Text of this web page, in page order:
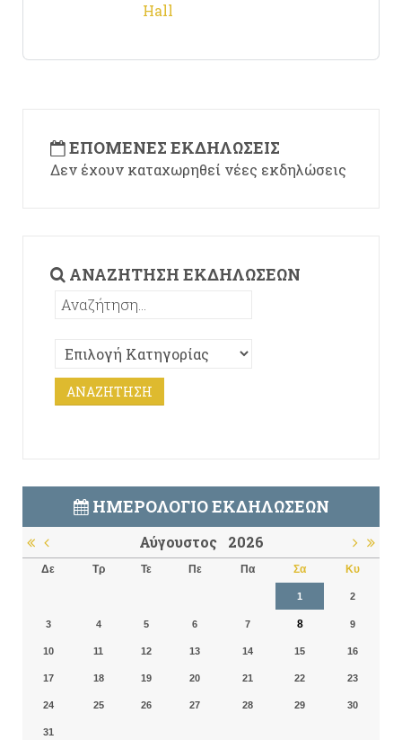
Hall
ΕΠΌΜΕΝΕΣ ΕΚΔΗΛΏΣΕΙΣ
Δεν έχουν καταχωρηθεί νέες εκδηλώσεις
ΑΝΑΖΉΤΗΣΗ ΕΚΔΗΛΏΣΕΩΝ
ΗΜΕΡΟΛΌΓΙΟ ΕΚΔΗΛΏΣΕΩΝ
Αύγουστος 2026
Δε Τρ Τε Πε Πα Σα Κυ
1 2
3 4 5 6 7 8 9
10 11 12 13 14 15 16
17 18 19 20 21 22 23
24 25 26 27 28 29 30
31